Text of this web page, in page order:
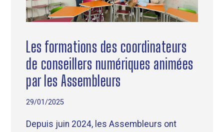
Les formations des coordinateurs
de conseillers numériques animées
par les Assembleurs
29/01/2025
Depuis juin 2024, les Assembleurs ont